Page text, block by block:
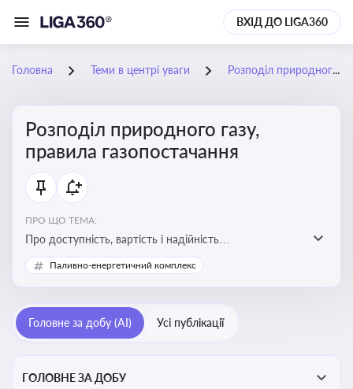
ВХІД ДО LIGA360
Головна Теми в центрі уваги Розподіл природного газу, правила газопостачання
Розподіл природного газу,
правила газопостачання
ПРО ЩО ТЕМА:
Про доступність, вартість і надійність
енергопостачання для бізнесу та вплив на економічну
стабільність
Паливно-енергетичний комплекс
Головне за добу (AI) Усі публікації
ГОЛОВНЕ ЗА ДОБУ